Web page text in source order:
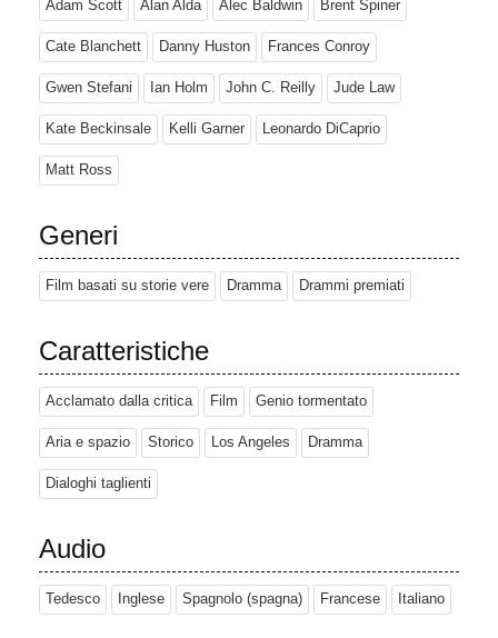
Adam Scott Alan Alda Alec Baldwin Brent Spiner
Cate Blanchett Danny Huston Frances Conroy
Gwen Stefani Ian Holm John C. Reilly Jude Law
Kate Beckinsale Kelli Garner Leonardo DiCaprio
Matt Ross
Generi
Film basati su storie vere Dramma Drammi premiati
Caratteristiche
Acclamato dalla critica Film Genio tormentato
Aria e spazio Storico Los Angeles Dramma
Dialoghi taglienti
Audio
Tedesco Inglese Spagnolo (spagna) Francese Italiano